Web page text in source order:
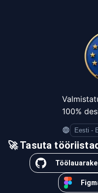
100%
Language
🚀 Tasuta